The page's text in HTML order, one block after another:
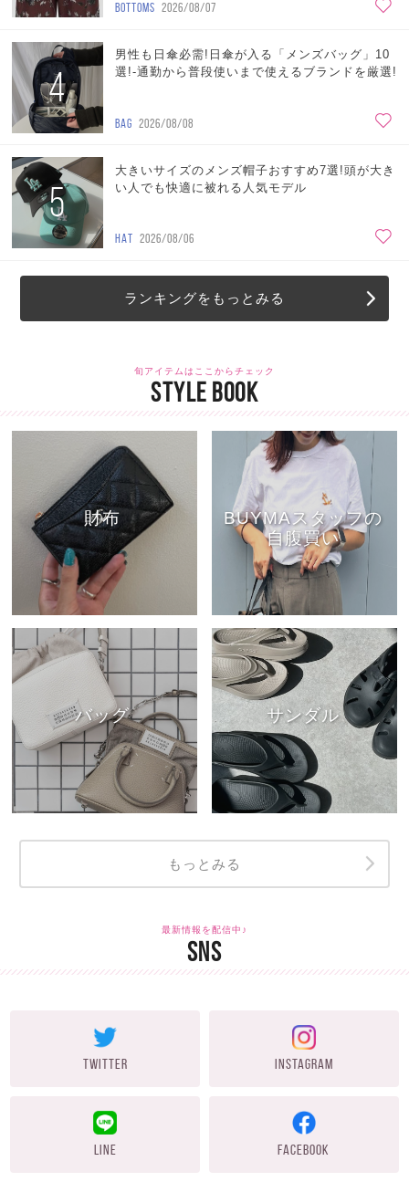
BOTTOMS 2026/08/07
4
男性も日傘必需!日傘が入る「メンズバッグ」10
選!-通勤から普段使いまで使えるブランドを厳選!
BAG 2026/08/08
5
大きいサイズのメンズ帽子おすすめ7選!頭が大き
い人でも快適に被れる人気モデル
HAT 2026/08/06
ランキングをもっとみる
旬アイテムはここからチェック
STYLE BOOK
財布
BUYMAスタッフの
自腹買い
バッグ サンダル
もっとみる
最新情報を配信中♪
SNS
TWITTER INSTAGRAM
LINE FACEBOOK